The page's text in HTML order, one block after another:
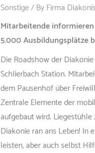
Sonstige/ ByFirma
Mitarbeitende
5.000 Ausbildungsplätze
Die Roadshow der
Schlierbach Station.
dem Pausenhof über
Zentrale Elemente der
aufgebaut wird.
Diakonie ran ans Leben! In
leisten, aber auch selbst